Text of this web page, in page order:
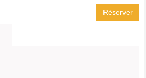
Réserver